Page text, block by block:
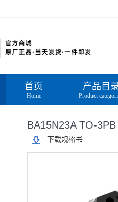
首页
Home
产品目
Product
BA15N23A TO-3PB
下载规格书